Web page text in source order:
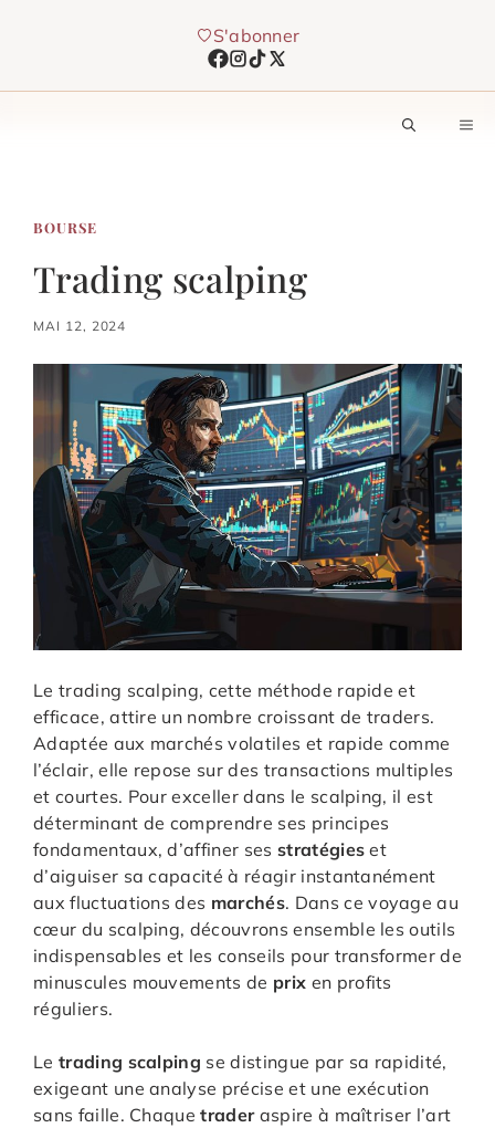
S'abonner
BOURSE
Trading scalping
MAI 12, 2024
Le trading scalping, cette méthode rapide et
efficace, attire un nombre croissant de traders.
Adaptée aux marchés volatiles et rapide comme
l’éclair, elle repose sur des transactions multiples
et courtes. Pour exceller dans le scalping, il est
déterminant de comprendre ses principes
fondamentaux, d’affiner ses stratégies et
d’aiguiser sa capacité à réagir instantanément
aux fluctuations des marchés. Dans ce voyage au
cœur du scalping, découvrons ensemble les outils
indispensables et les conseils pour transformer de
minuscules mouvements de prix en profits
réguliers.
Le trading scalping se distingue par sa rapidité,
exigeant une analyse précise et une exécution
sans faille. Chaquetraderaspire à maîtriser l’art